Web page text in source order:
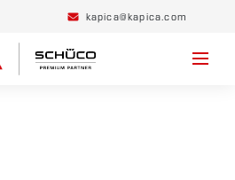
kapica@kapica.com